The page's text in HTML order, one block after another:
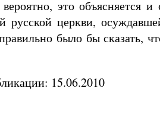
это объясняется и
русской церкви,
было бы сказать,
15.06.2010